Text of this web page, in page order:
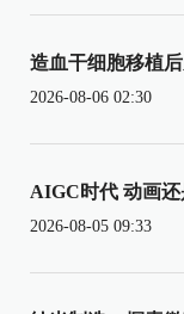
造血干细胞移植
2026-08-06 02:30
AIGC时代 动画
2026-08-05 09:33